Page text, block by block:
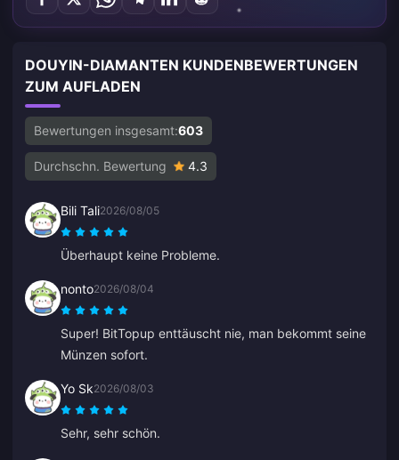
DOUYIN-DIAMANTEN KUNDENBEWERTUNGEN
ZUM AUFLADEN
Bewertungen insgesamt:603
Durchschn. Bewertung 4.3
Bili Tali2026/08/05
Überhaupt keine Probleme.
nonto2026/08/04
Super! BitTopup enttäuscht nie, man bekommt seine
Münzen sofort.
Yo Sk2026/08/03
Sehr, sehr schön.